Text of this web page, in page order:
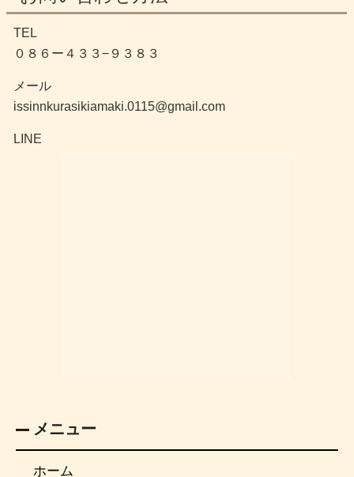
TEL
０８６ー４３３−９３８３
メール
issinnkurasikiamaki.0115@gmail.com
LINE
メニュー
ホーム